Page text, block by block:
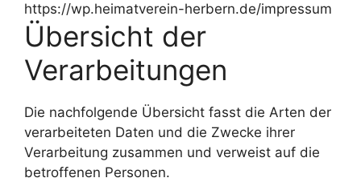
https://wp.heimatverein-herbern.de/impressum
Übersicht der
Verarbeitungen
Die nachfolgende Übersicht fasst die Arten der
verarbeiteten Daten und die Zwecke ihrer
Verarbeitung zusammen und verweist auf die
betroffenen Personen.